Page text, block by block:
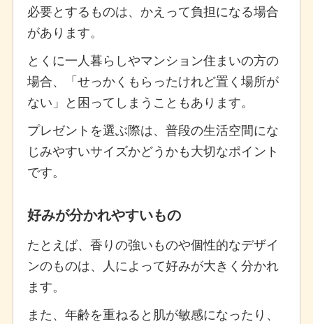
必要とするものは、かえって負担になる場合
があります。
とくに一人暮らしやマンション住まいの方の
場合、「せっかくもらったけれど置く場所が
ない」と困ってしまうこともあります。
プレゼントを選ぶ際は、普段の生活空間にな
じみやすいサイズかどうかも大切なポイント
です。
好みが分かれやすいもの
たとえば、香りの強いものや個性的なデザイ
ンのものは、人によって好みが大きく分かれ
ます。
また、年齢を重ねると肌が敏感になったり、